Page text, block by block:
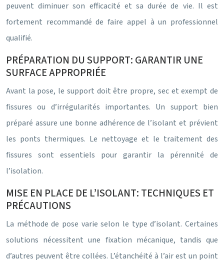
peuvent diminuer son efficacité et sa durée de vie. Il est
fortement recommandé de faire appel à un professionnel
qualifié.
PRÉPARATION DU SUPPORT: GARANTIR UNE
SURFACE APPROPRIÉE
Avant la pose, le support doit être propre, sec et exempt de
fissures ou d’irrégularités importantes. Un support bien
préparé assure une bonne adhérence de l’isolant et prévient
les ponts thermiques. Le nettoyage et le traitement des
fissures sont essentiels pour garantir la pérennité de
l’isolation.
MISE EN PLACE DE L’ISOLANT: TECHNIQUES ET
PRÉCAUTIONS
La méthode de pose varie selon le type d’isolant. Certaines
solutions nécessitent une fixation mécanique, tandis que
d’autres peuvent être collées. L’étanchéité à l’air est un point